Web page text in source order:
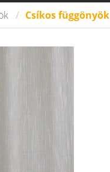
Csíkos függönyök